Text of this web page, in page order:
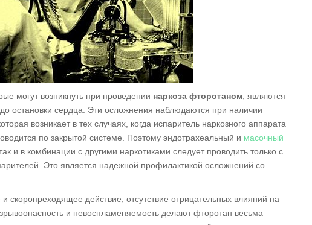
могут возникнуть при проведении наркоза фторотаном , являются
остановки сердца. Эти осложнения наблюдаются при наличии
возникает в тех случаях, когда испаритель наркозного аппарата
по закрытой системе. Поэтому эндотрахеальный и масочный
и в комбинации с другими наркотиками следует проводить только с
Это является надежной профилактикой осложнений со
скоропреходящее действие, отсутствие отрицательных влияний на
и невоспламеняемость делают фторотан весьма